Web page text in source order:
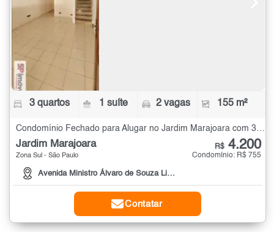
3 quartos 1 suíte 2 vagas 155 m²
Condomínio Fechado para Alugar no Jardim Marajoara com 3 quartos - 155 m²
Jardim Marajoara
Zona Sul - São Paulo
Avenida Ministro Álvaro de Souza Lima
R$ 4.200
Condomínio: R$ 755
Contatar